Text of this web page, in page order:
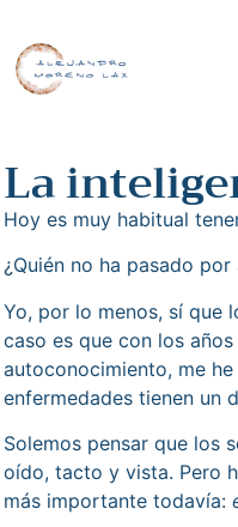
La
Hoy es muy habitual
¿Quién no ha pasado
Yo, por lo menos, sí que
caso es que con los
autoconocimiento, me
enfermedades tienen un
Solemos pensar que los
oído, tacto y vista. Pero
más importante todavía: